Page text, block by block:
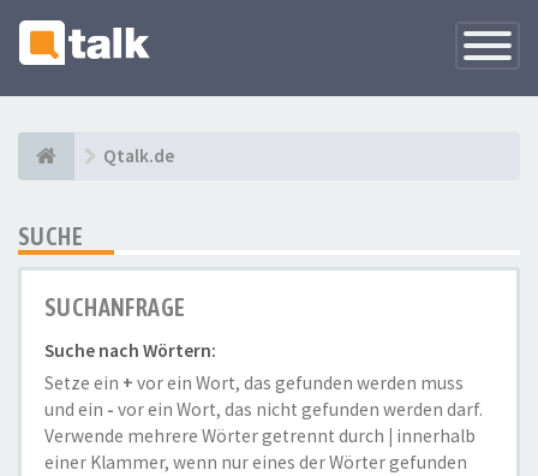
Qtalk.de
SUCHE
SUCHANFRAGE
Suche nach Wörtern:
Setze ein + vor ein Wort, das gefunden werden muss
und ein - vor ein Wort, das nicht gefunden werden darf.
Verwende mehrere Wörter getrennt durch | innerhalb
einer Klammer, wenn nur eines der Wörter gefunden